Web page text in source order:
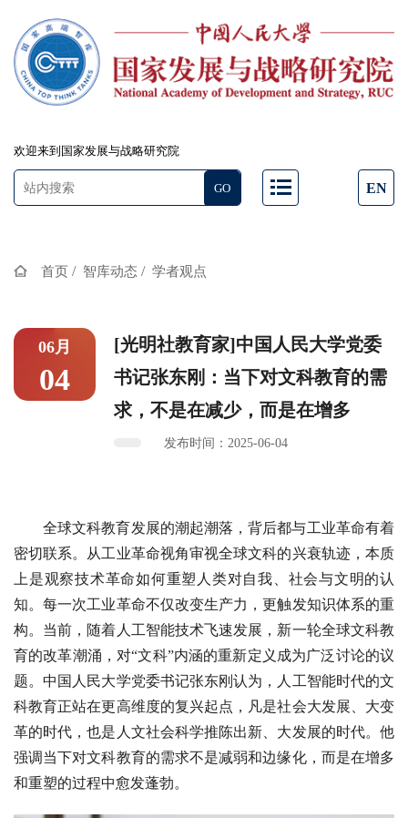
欢迎来到国家发展与战略研究院
EN
首页 / 智库动态 / 学者观点
06月
04
[光明社教育家]中国人民大学党委
书记张东刚：当下对文科教育的需
求，不是在减少，而是在增多
发布时间：2025-06-04
全球文科教育发展的潮起潮落，背后都与工业革命有着
密切联系。从工业革命视角审视全球文科的兴衰轨迹，本质
上是观察技术革命如何重塑人类对自我、社会与文明的认
知。每一次工业革命不仅改变生产力，更触发知识体系的重
构。当前，随着人工智能技术飞速发展，新一轮全球文科教
育的改革潮涌，对“文科”内涵的重新定义成为广泛讨论的议
题。中国人民大学党委书记张东刚认为，人工智能时代的文
科教育正站在更高维度的复兴起点，凡是社会大发展、大变
革的时代，也是人文社会科学推陈出新、大发展的时代。他
强调当下对文科教育的需求不是减弱和边缘化，而是在增多
和重塑的过程中愈发蓬勃。